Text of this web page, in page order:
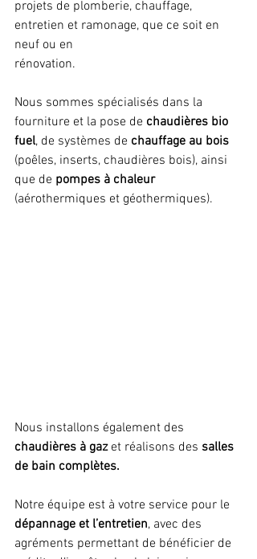
projets de plomberie, chauffage,
entretien et ramonage, que ce soit en
neuf ou en
rénovation.
Nous sommes spécialisés dans la
fourniture et la pose de chaudières bio
fuel, de systèmes de chauffage au bois
(poêles, inserts, chaudières bois), ainsi
que de pompes à chaleur
(aérothermiques et géothermiques).
Nous installons également des
chaudières à gaz et réalisons des salles
de bain complètes.
Notre équipe est à votre service pour le
dépannage et l’entretien, avec des
agréments permettant de bénéficier de